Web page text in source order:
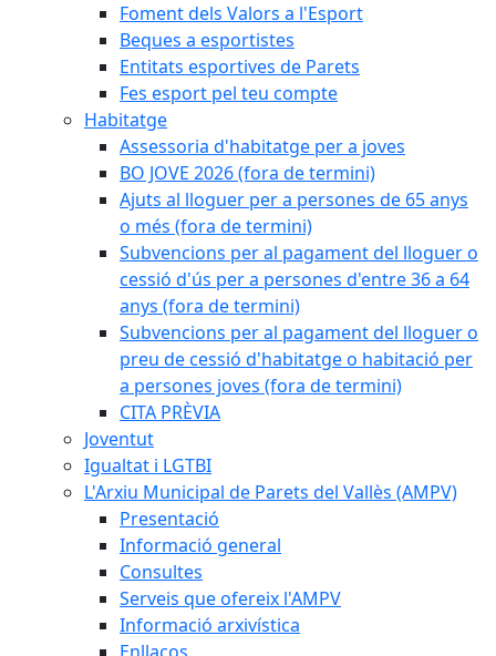
Foment dels Valors a l'Esport
Beques a esportistes
Entitats esportives de Parets
Fes esport pel teu compte
Habitatge
Assessoria d'habitatge per a joves
BO JOVE 2026 (fora de termini)
Ajuts al lloguer per a persones de 65 anys
o més (fora de termini)
Subvencions per al pagament del lloguer o
cessió d'ús per a persones d'entre 36 a 64
anys (fora de termini)
Subvencions per al pagament del lloguer o
preu de cessió d'habitatge o habitació per
a persones joves (fora de termini)
CITA PRÈVIA
Joventut
Igualtat i LGTBI
L'Arxiu Municipal de Parets del Vallès (AMPV)
Presentació
Informació general
Consultes
Serveis que ofereix l'AMPV
Informació arxivística